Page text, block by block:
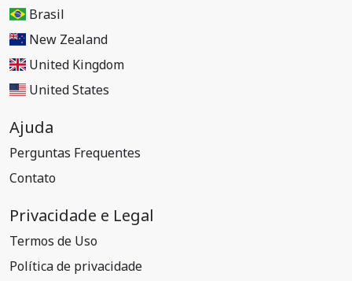
Brasil
New Zealand
United Kingdom
United States
Ajuda
Perguntas Frequentes
Contato
Privacidade e Legal
Termos de Uso
Política de privacidade